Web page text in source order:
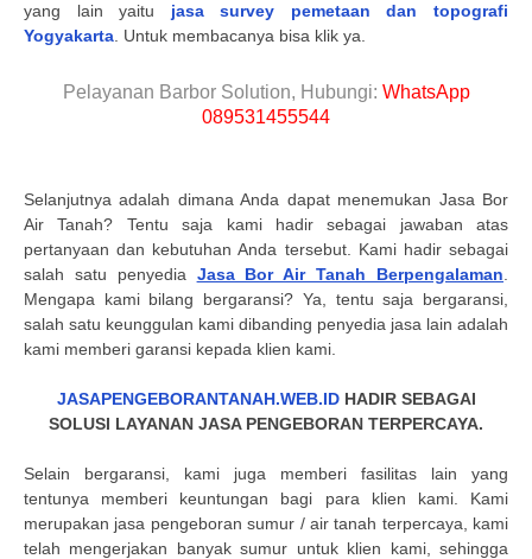
yang lain yaitu jasa survey pemetaan dan topografi
Yogyakarta . Untuk membacanya bisa klik ya.
Pelayanan Barbor Solution, Hubungi: WhatsApp
089531455544
Selanjutnya adalah dimana Anda dapat menemukan Jasa Bor
Air Tanah? Tentu saja kami hadir sebagai jawaban atas
pertanyaan dan kebutuhan Anda tersebut. Kami hadir sebagai
salah satu penyedia Jasa Bor Air Tanah Berpengalaman
Mengapa kami bilang bergaransi? Ya, tentu saja bergaransi,
salah satu keunggulan kami dibanding penyedia jasa lain adalah
kami memberi garansi kepada klien kami.
JASAPENGEBORANTANAH.WEB.IDHADIR SEBAGAI
SOLUSI LAYANAN JASA PENGEBORAN TERPERCAYA.
Selain bergaransi, kami juga memberi fasilitas lain yang
tentunya memberi keuntungan bagi para klien kami. Kami
merupakan jasa pengeboran sumur / air tanah terpercaya, kami
telah mengerjakan banyak sumur untuk klien kami, sehingga